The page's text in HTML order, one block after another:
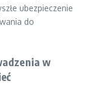
ubezpieczenie
do
w